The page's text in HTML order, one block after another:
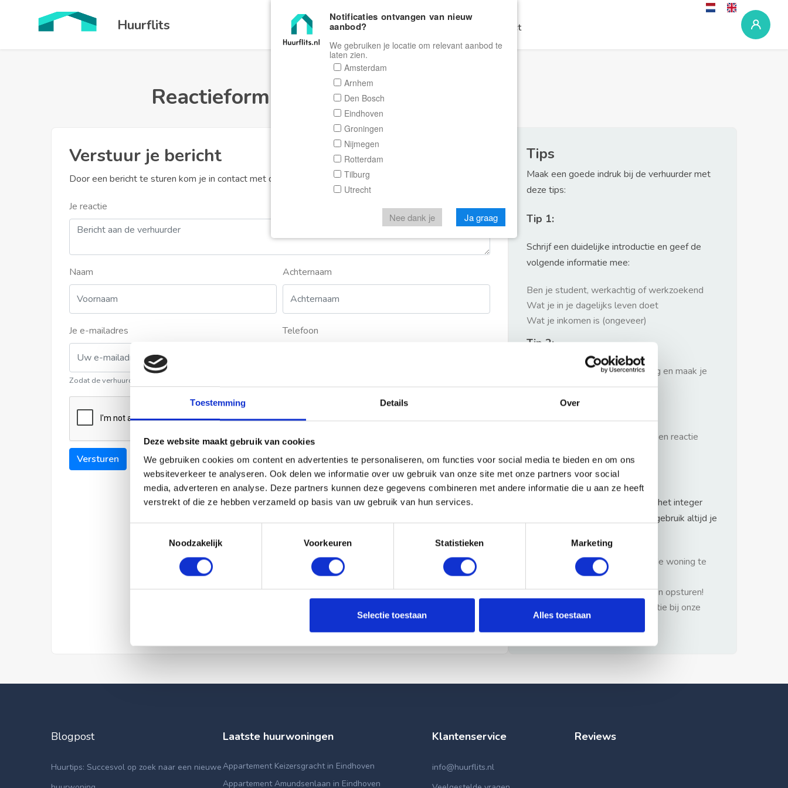
Toestemming Details Over
Deze website maakt gebruik van cookies
We gebruiken cookies om content en advertenties te personaliseren, om functies voor social media te bieden en om ons
websiteverkeer te analyseren. Ook delen we informatie over uw gebruik van onze site met onze partners voor social
media, adverteren en analyse. Deze partners kunnen deze gegevens combineren met andere informatie die u aan ze heeft
verstrekt of die ze hebben verzameld op basis van uw gebruik van hun services.
Noodzakelijk
Voorkeuren Statistieken Marketing
Selectie toestaan Alles toestaan
Huurflits Home Zoeken Contact
Reactieformulier Huurflits
Verstuur je bericht
Door een bericht te sturen kom je in contact met de aanbieder of makelaar van de woning.
Je reactie
Naam Achternaam
Je e-mailadres
Zodat de verhuurder contact met u kan opnemen
Telefoon
Versturen
Tips
Maak een goede indruk bij de verhuurder met
deze tips:
Tip 1:
Schrijf een duidelijke introductie en geef de
volgende informatie mee:
Ben je student, werkachtig of werkzoekend
Wat je in je dagelijks leven doet
Wat je inkomen is (ongeveer)
Tip 2:
Wees beleefd, niet te langdradig en maak je
verhaal kort
Wacht niet met reageren. Snel een reactie
Waarschuwing
Huurflits hecht veel waarde aan het integer
handelen van verhuurders maar gebruik altijd je
1: Nooit vooraf betalen zonder de woning te
hebben gezien.
2: Geen persoonlijke documenten opsturen!
3: Meld bij misbruik de advertentie bij onze
klantenservice.
Blogpost
Huurtips: Succesvol op zoek naar een nieuwe
Laatste huurwoningen
Appartement Keizersgracht in Eindhoven
Appartement Amundsenlaan in Eindhoven
Klantenservice
info@huurflits.nl
Reviews
Notificaties ontvangen van nieuw
aanbod?
We gebruiken je locatie om relevant aanbod te
laten zien.
Amsterdam
Arnhem
Den Bosch
Eindhoven
Groningen
Nijmegen
Rotterdam
Tilburg
Utrecht
Nee dank je Ja graag